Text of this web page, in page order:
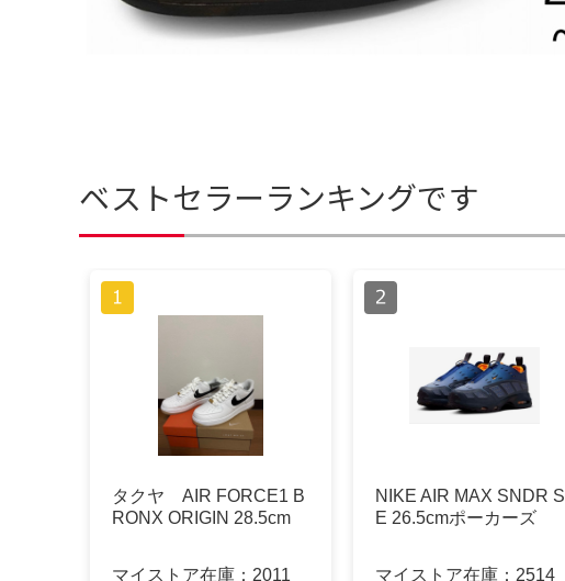
ベストセラーランキングです
タクヤ AIR FORCE1 B
RONX ORIGIN 28.5cm
マイストア在庫： 2011
NIKE AIR MAX SNDR S
E 26.5cmポーカーズ
マイストア在庫： 2514